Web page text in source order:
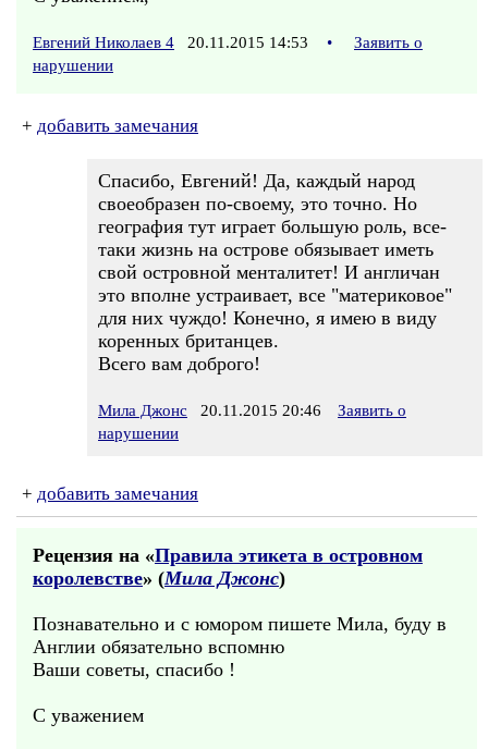
Евгений Николаев 4 20.11.2015 14:53 •
Заявить о
нарушении
+ добавить замечания
Спасибо, Евгений! Да, каждый народ
своеобразен по-своему, это точно. Но
география тут играет большую роль, все-
таки жизнь на острове обязывает иметь
свой островной менталитет! И англичан
это вполне устраивает, все "материковое"
для них чуждо! Конечно, я имею в виду
коренных британцев.
Всего вам доброго!
Мила Джонс 20.11.2015 20:46
Заявить о
нарушении
+ добавить замечания
Рецензия на «Правила этикета в островном
королевстве» (Мила Джонс)
Познавательно и с юмором пишете Мила, буду в
Англии обязательно вспомню
Ваши советы, спасибо !
С уважением